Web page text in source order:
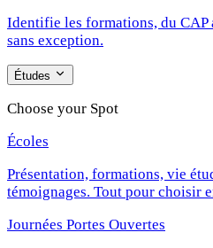
Identifie les formations, du CAP
sans exception.
Études
Choose your Spot
Écoles
Présentation, formations, vie
témoignages. Tout pour choisir
Journées Portes Ouvertes